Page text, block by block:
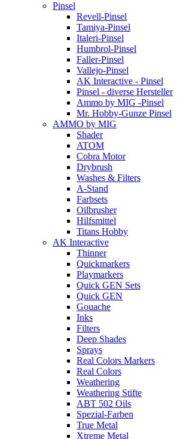
Pinsel
Revell-Pinsel
Tamiya-Pinsel
Italeri-Pinsel
Humbrol-Pinsel
Faller-Pinsel
Vallejo-Pinsel
AK Interactive - Pinsel
Pinsel - diverse Hersteller
Ammo by MIG -Pinsel
Mr. Hobby-Gunze Pinsel
AMMO by MIG
Shader
ATOM
Cobra Motor
Drybrush
Washes & Filters
A-Stand
Farbsets
Oilbrusher
Hilfsmittel
Titans Hobby
AK Interactive
Thinner
Quickmarkers
Playmarkers
Quick GEN Sets
Quick GEN
Gouache
Inks
Filters
Deep Shades
Sprays
Real Colors Markers
Real Colors
Weathering
Weathering Stifte
ABT 502 Oils
Spezial-Farben
True Metal
Xtreme Metal